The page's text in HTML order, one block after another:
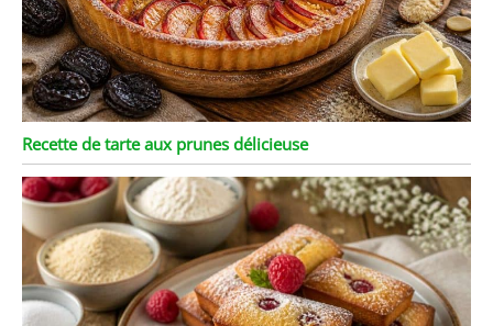
Recette de tarte aux prunes délicieuse